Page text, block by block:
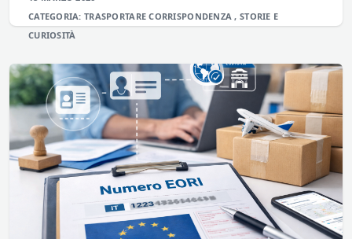
CATEGORIA:TRASPORTARECORRISPONDENZA,STORIE E
CURIOSITÀ